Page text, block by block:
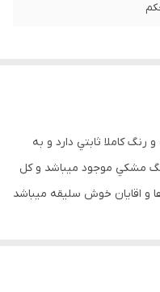
رنگ کاملا ثابتي دارد و به
مشکي موجود ميباشد و کل
اقايان خوش سليقه ميباشد